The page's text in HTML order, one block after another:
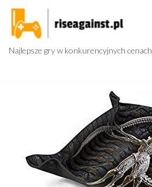
Przejdź
treści
Najlepsze gry w konkurencyjnych cenach